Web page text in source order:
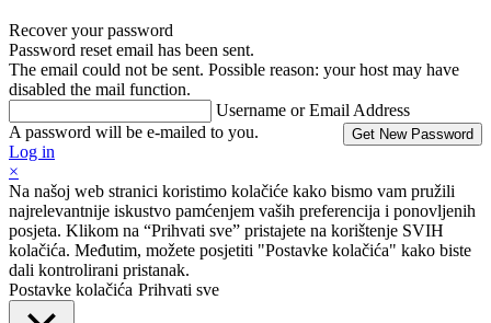
Recover your password
Password reset email has been sent.
The email could not be sent. Possible reason: your host may have
disabled the mail function.
Username or Email Address
A password will be e-mailed to you.
Log in
×
Na našoj web stranici koristimo kolačiće kako bismo vam pružili
najrelevantnije iskustvo pamćenjem vaših preferencija i ponovljenih
posjeta. Klikom na “Prihvati sve” pristajete na korištenje SVIH
kolačića. Međutim, možete posjetiti "Postavke kolačića" kako biste
dali kontrolirani pristanak.
Postavke kolačića Prihvati sve